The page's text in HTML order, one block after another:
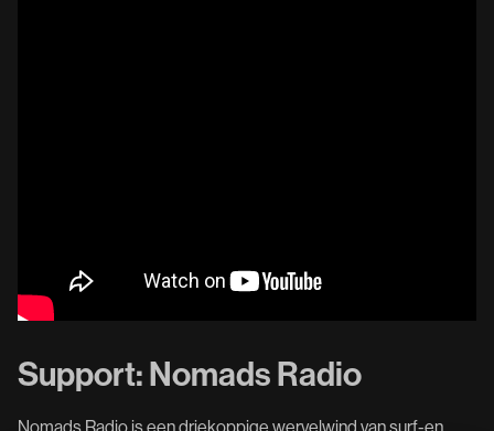
Support: Nomads Radio
Nomads Radio is een driekoppige wervelwind van surf-en